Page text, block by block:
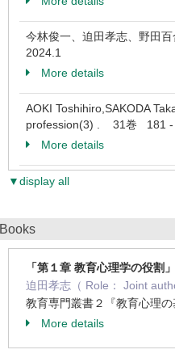
今林俊一、迫田孝志、野田
2024.1
More details
AOKI Toshihiro,SAKODA
profession(3) . 31巻 181
More details
▼display all
Books
「第１章 教育心理学の役割」
迫田孝志（ Role： Joint
教育専門叢書２『教育心理
More details